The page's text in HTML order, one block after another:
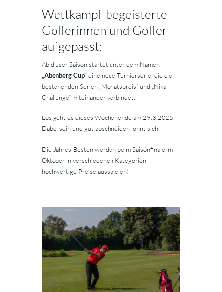
Wettkampf-begeisterte
Golferinnen und Golfer
aufgepasst:
Ab dieser Saison startet unter dem Namen
„Abenberg Cup“eine neue Turnierserie, die die
bestehenden Serien „Monatspreis“ und „Nika-
Challenge“ miteinander verbindet.
Los geht es dieses Wochenende am 29.3.2025.
Dabei sein und gut abschneiden lohnt sich.
Die Jahres-Besten werden beim Saisonfinale im
Oktober in verschiedenen Kategorien
hochwertige Preise ausspielen!